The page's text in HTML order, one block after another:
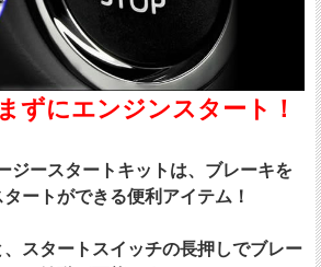
ずにエンジンスタート！
ジースタートキットは、ブレーキを
ートができる便利アイテム！
スタートスイッチの長押しでブレー